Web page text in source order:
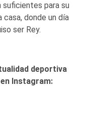
suficientes para su
casa, donde un día
ser Rey.
deportiva
Instagram: